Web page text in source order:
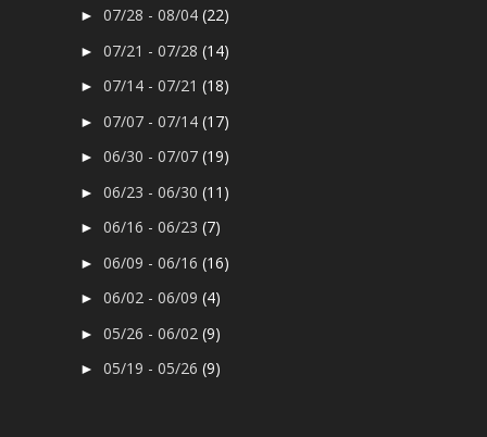
►07/28 - 08/04(22)
►07/21 - 07/28(14)
►07/14 - 07/21(18)
►07/07 - 07/14(17)
►06/30 - 07/07(19)
►06/23 - 06/30(11)
►06/16 - 06/23(7)
►06/09 - 06/16(16)
►06/02 - 06/09(4)
►05/26 - 06/02(9)
►05/19 - 05/26(9)